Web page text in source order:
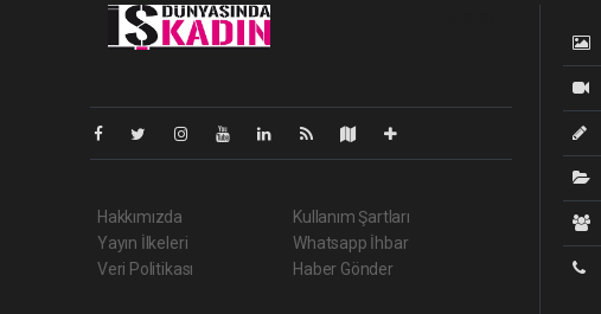
Hakkımızda
Yayın İlkeleri
Veri Politikası
Kullanım Şartları
Whatsapp İhbar
Haber Gönder